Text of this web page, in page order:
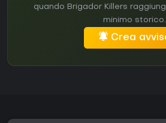
quando Brigador Killers
minimo storico.
Crea